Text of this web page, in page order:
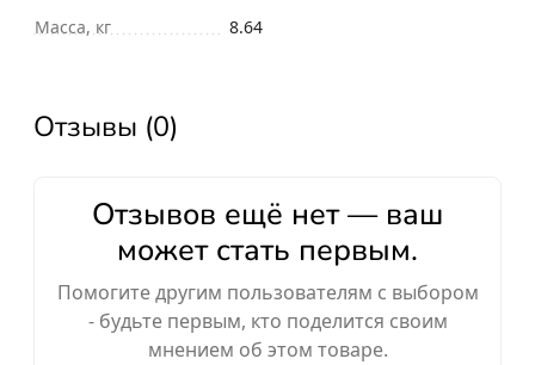
Масса, кг
8.64
Отзывы (0)
Отзывов ещё нет — ваш
может стать первым.
Помогите другим пользователям с выбором
- будьте первым, кто поделится своим
мнением об этом товаре.